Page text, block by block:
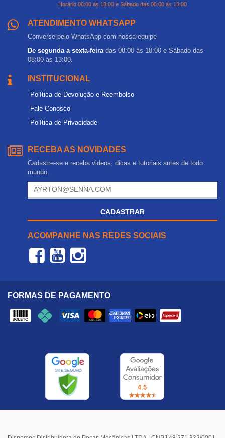
Horário 08:00 às 18:00 e Sábado das 08:00 às 13:00
ATENDIMENTO WHATSAPP
Converse pelo WhatsApp com nossa equipe
De segunda a sexta-feira das 08:00 às 18:00 e Sábado das
08:00 às 13:00.
INSTITUCIONAL
Política de Devolução e Reembolso
Fale Conosco
Política de Privacidade
RECEBA AS NOVIDADES
Cadastre-se e receba videos, dicas e tutoriais antes de todo
mundo.
CADASTRAR
ACOMPANHE NAS REDES SOCIAIS
FORMAS DE PAGAMENTO